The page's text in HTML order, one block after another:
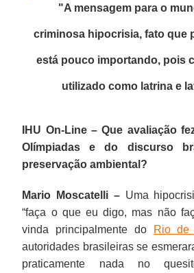
"A mensagem para o
criminosa hipocrisia, fato que
está pouco importando, pois
utilizado como latrina e
IHU On-Line – Que avaliação
Olímpiadas e do discurso
preservação ambiental?
Mario Moscatelli –Uma
“faça o que eu digo, mas não
vinda principalmente do
Rio de
autoridades brasileiras se
praticamente nada no